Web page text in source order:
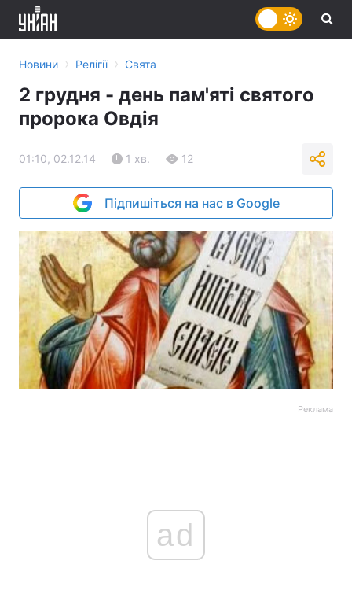
Новини › Релігії › Свята
2 грудня - день пам'яті святого
пророка Овдія
01:10, 02.12.14 1 хв. 12
Підпишіться на нас в Google
Реклама
ad